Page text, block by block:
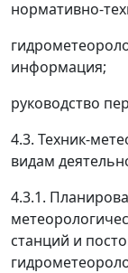
нормативно-
информация;
руководство
4.3. Техник-
видам
4.3.1.
станций и